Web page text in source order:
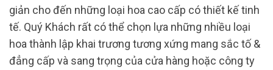
giản cho đến những loại hoa cao cấp có thiết kế tinh
tế. Quý Khách rất có thể chọn lựa những nhiều loại
hoa thành lập khai trương tương xứng mang sắc tố &
đẳng cấp và sang trọng của cửa hàng hoặc công ty